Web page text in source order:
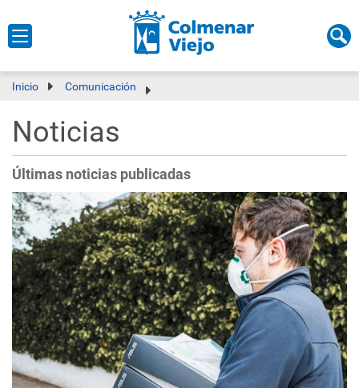
Inicio Comunicación
Noticias
Últimas noticias publicadas